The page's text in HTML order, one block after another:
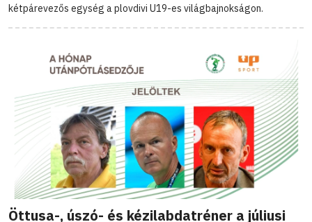
kétpárevezős egység a plovdivi U19-es világbajnokságon.
Öttusa-, úszó- és kézilabdatréner a júliusi